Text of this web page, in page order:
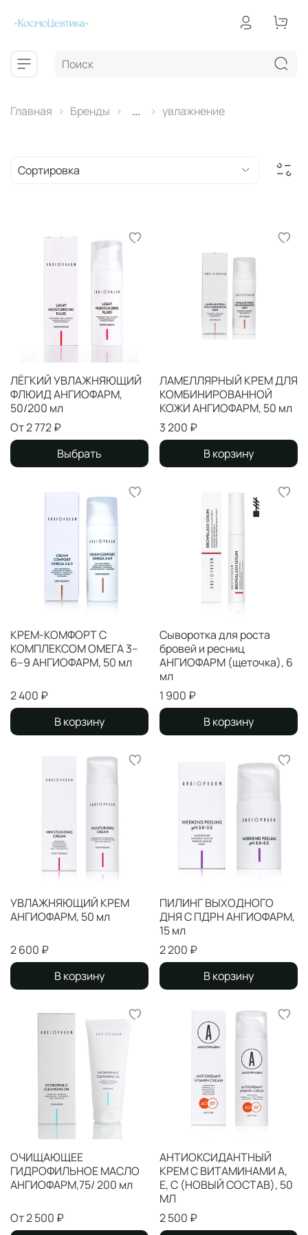
Главная Бренды ... увлажнение
ЛЁГКИЙ УВЛАЖНЯЮЩИЙ
ФЛЮИД АНГИОФАРМ,
50/200 мл
От2 772 ₽
Выбрать
ЛАМЕЛЛЯРНЫЙ КРЕМ ДЛЯ
КОМБИНИРОВАННОЙ
КОЖИ АНГИОФАРМ, 50 мл
3 200 ₽
В корзину
КРЕМ-КОМФОРТ С
КОМПЛЕКСОМ ОМЕГА 3–
6–9 АНГИОФАРМ, 50 мл
2 400 ₽
В корзину
Сыворотка для роста
бровей и ресниц
АНГИОФАРМ (щеточка), 6
мл
1 900 ₽
В корзину
УВЛАЖНЯЮЩИЙ КРЕМ
АНГИОФАРМ, 50 мл
2 600 ₽
В корзину
ПИЛИНГ ВЫХОДНОГО
ДНЯ С ПДРН АНГИОФАРМ,
15 мл
2 200 ₽
В корзину
ОЧИЩАЮЩЕЕ
ГИДРОФИЛЬНОЕ МАСЛО
АНГИОФАРМ,75/ 200 мл
От2 500 ₽
АНТИОКСИДАНТНЫЙ
КРЕМ С ВИТАМИНАМИ А,
Е, С (НОВЫЙ СОСТАВ), 50
МЛ
2 500 ₽